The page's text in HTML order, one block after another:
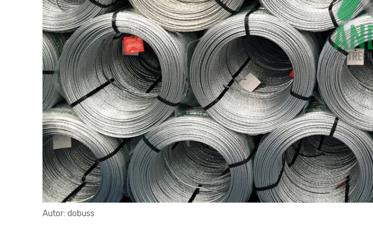
Autor: dobuss